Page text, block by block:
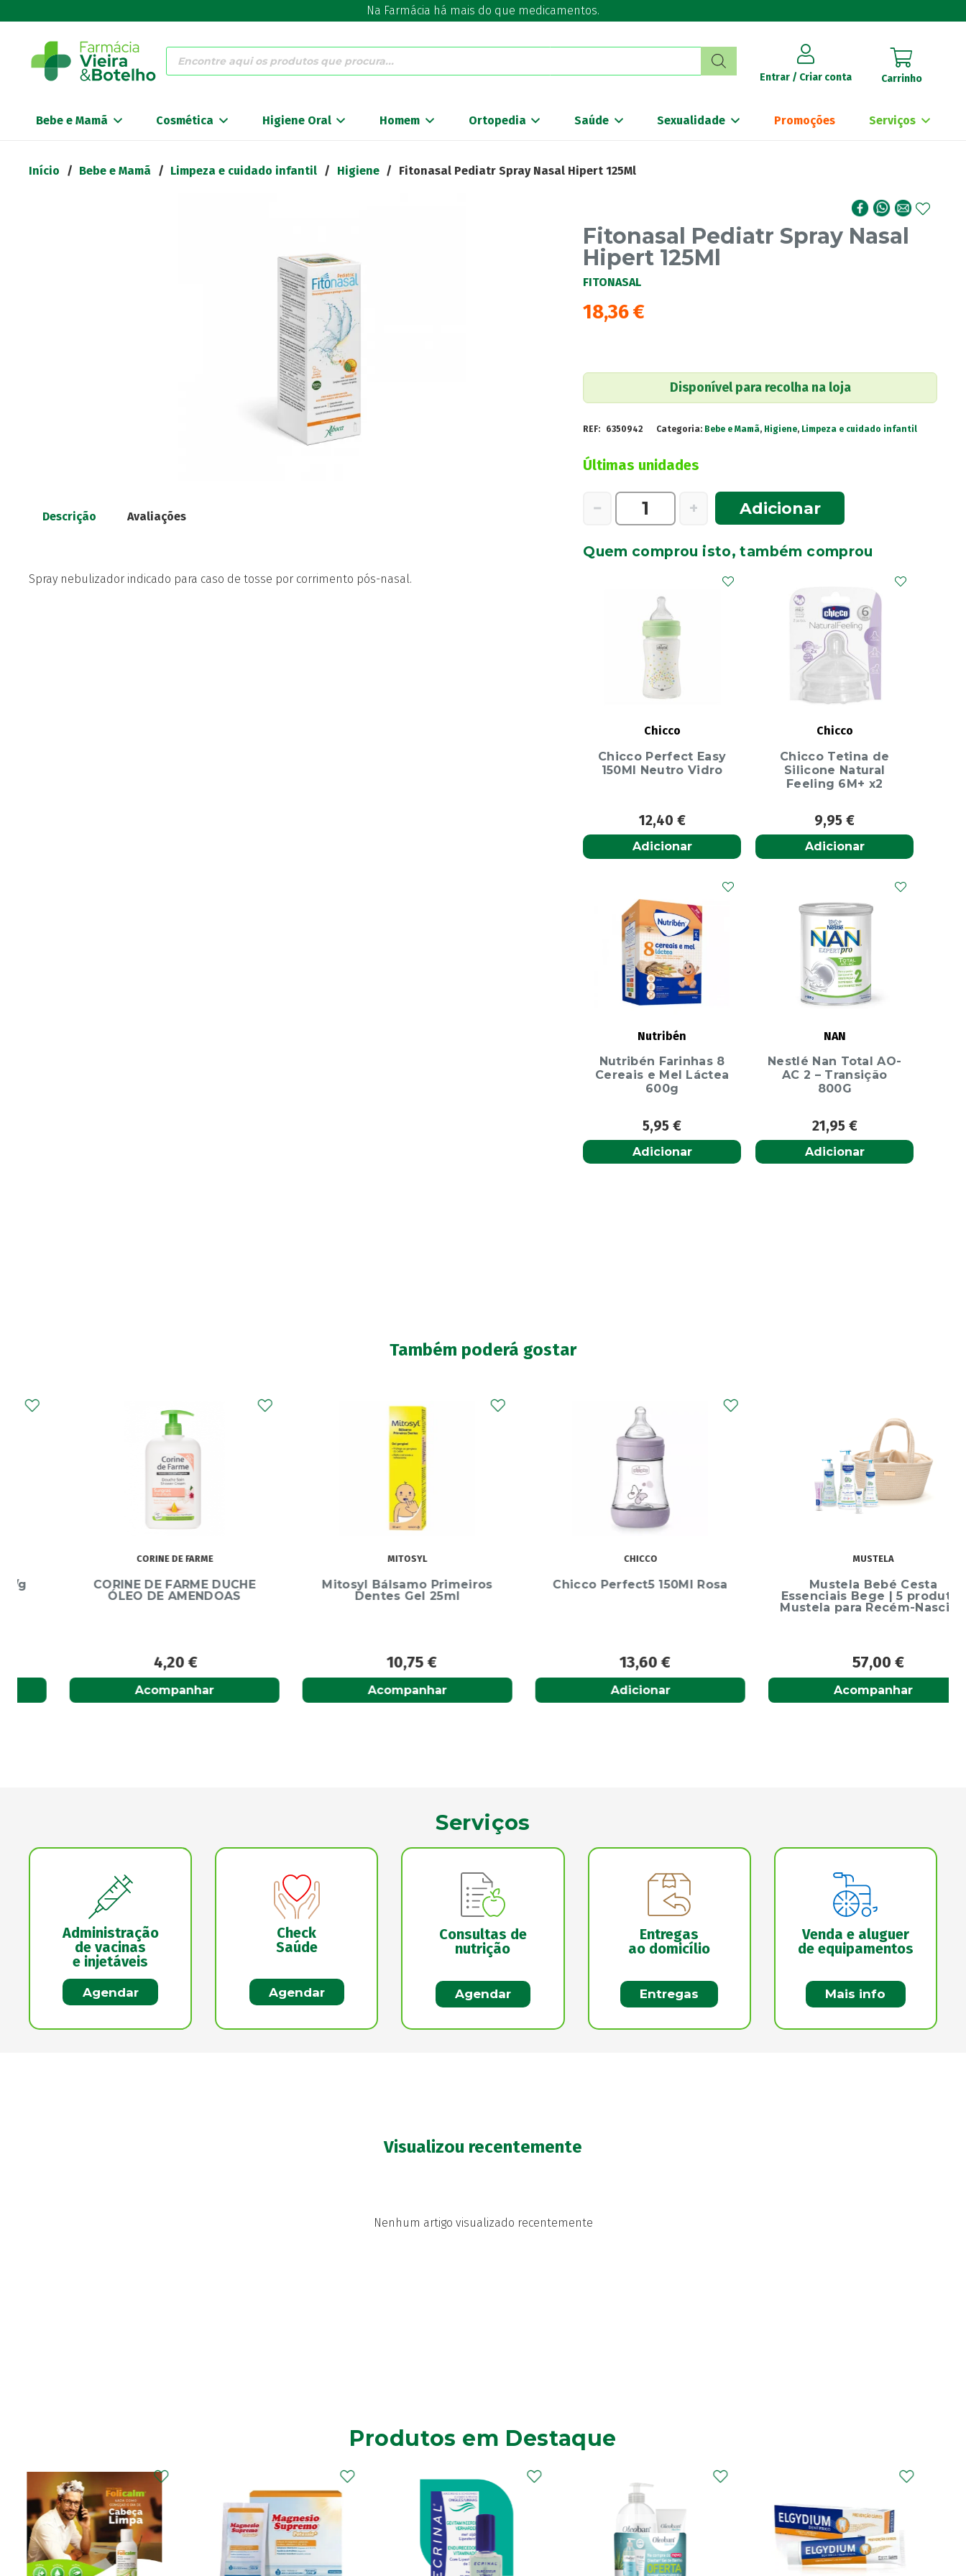
Na Farmácia há mais do que medicamentos.
Products
search
Entrar / Criar conta Carrinho
Bebe e Mamã Cosmética Higiene Oral Homem Ortopedia Saúde Sexualidade Promoções Serviços
Início / Bebe e Mamã / Limpeza e cuidado infantil / Higiene / Fitonasal Pediatr Spray Nasal Hipert 125Ml
Descrição Avaliações
Spray nebulizador indicado para caso de tosse por corrimento pós-nasal.
Fitonasal Pediatr Spray Nasal
Hipert 125Ml
FITONASAL
18,36€
Disponível para recolha na loja
REF: 6350942 Categoria: Bebe e Mamã, Higiene, Limpeza e cuidado infantil
Últimas unidades
−
Quantidade
Pediatr
+ Adicionar
Quem comprou isto, também comprou
Chicco
Chicco Perfect Easy
150Ml Neutro Vidro
12,40 €
Adicionar
Chicco
Chicco Tetina de
Silicone Natural
Feeling 6M+ x2
9,95€
Adicionar
Nutribén
Nutribén Farinhas 8
Cereais e Mel Láctea
600g
5,95€
Adicionar
NAN
Nestlé Nan Total AO-
AC 2 – Transição
800G
21,95 €
Adicionar
Também poderá gostar
CORINE DE FARME
CORINE DE FARME DUCHE
ÓLEO DE AMENDOAS
€
Acompanhar
Mitosyl Bálsamo Primeiros
Dentes Gel 25ml
€
Acompanhar
Chicco Perfect5 150Ml Rosa
13,60€
Adicionar
Mustela Bebé Cesta
Essenciais Bege | 5 produtos
Mustela para Recém-Nascido
57,00€
Acompanhar
Serviços
Administração
de vacinas
e injetáveis
Agendar
Check
Saúde
Agendar
Consultas de
nutrição
Agendar
Entregas
ao domicílio
Entregas
Venda e aluguer
de equipamentos
Mais info
Visualizou recentemente
Nenhum artigo visualizado recentemente
Produtos em Destaque
Curaprox Surgical
Escova Dentes Mega
Soft